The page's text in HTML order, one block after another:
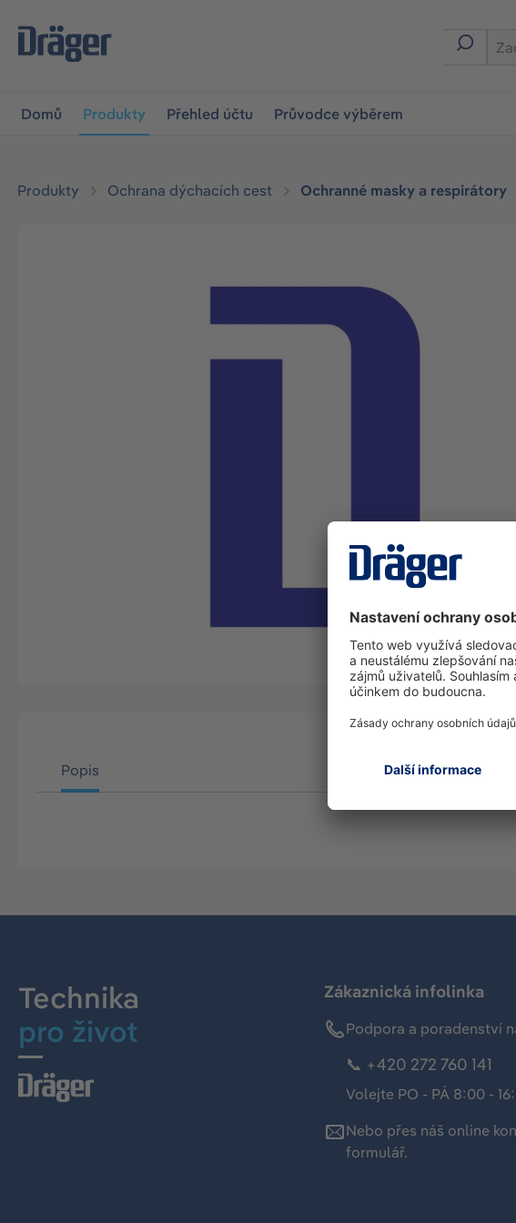
na hlavní navigaci
Domů Produkty Přehled účtu Průvodce výběrem
Produkty Ochrana dýchacích cest Ochranné masky a respirátory
Popis
Technika
pro život
Zákaznická infolinka
Podpora a poradenství
📞 +420 272 760 141
Volejte PO - PÁ 8:00 -
Nebo přes náš online
formulář.